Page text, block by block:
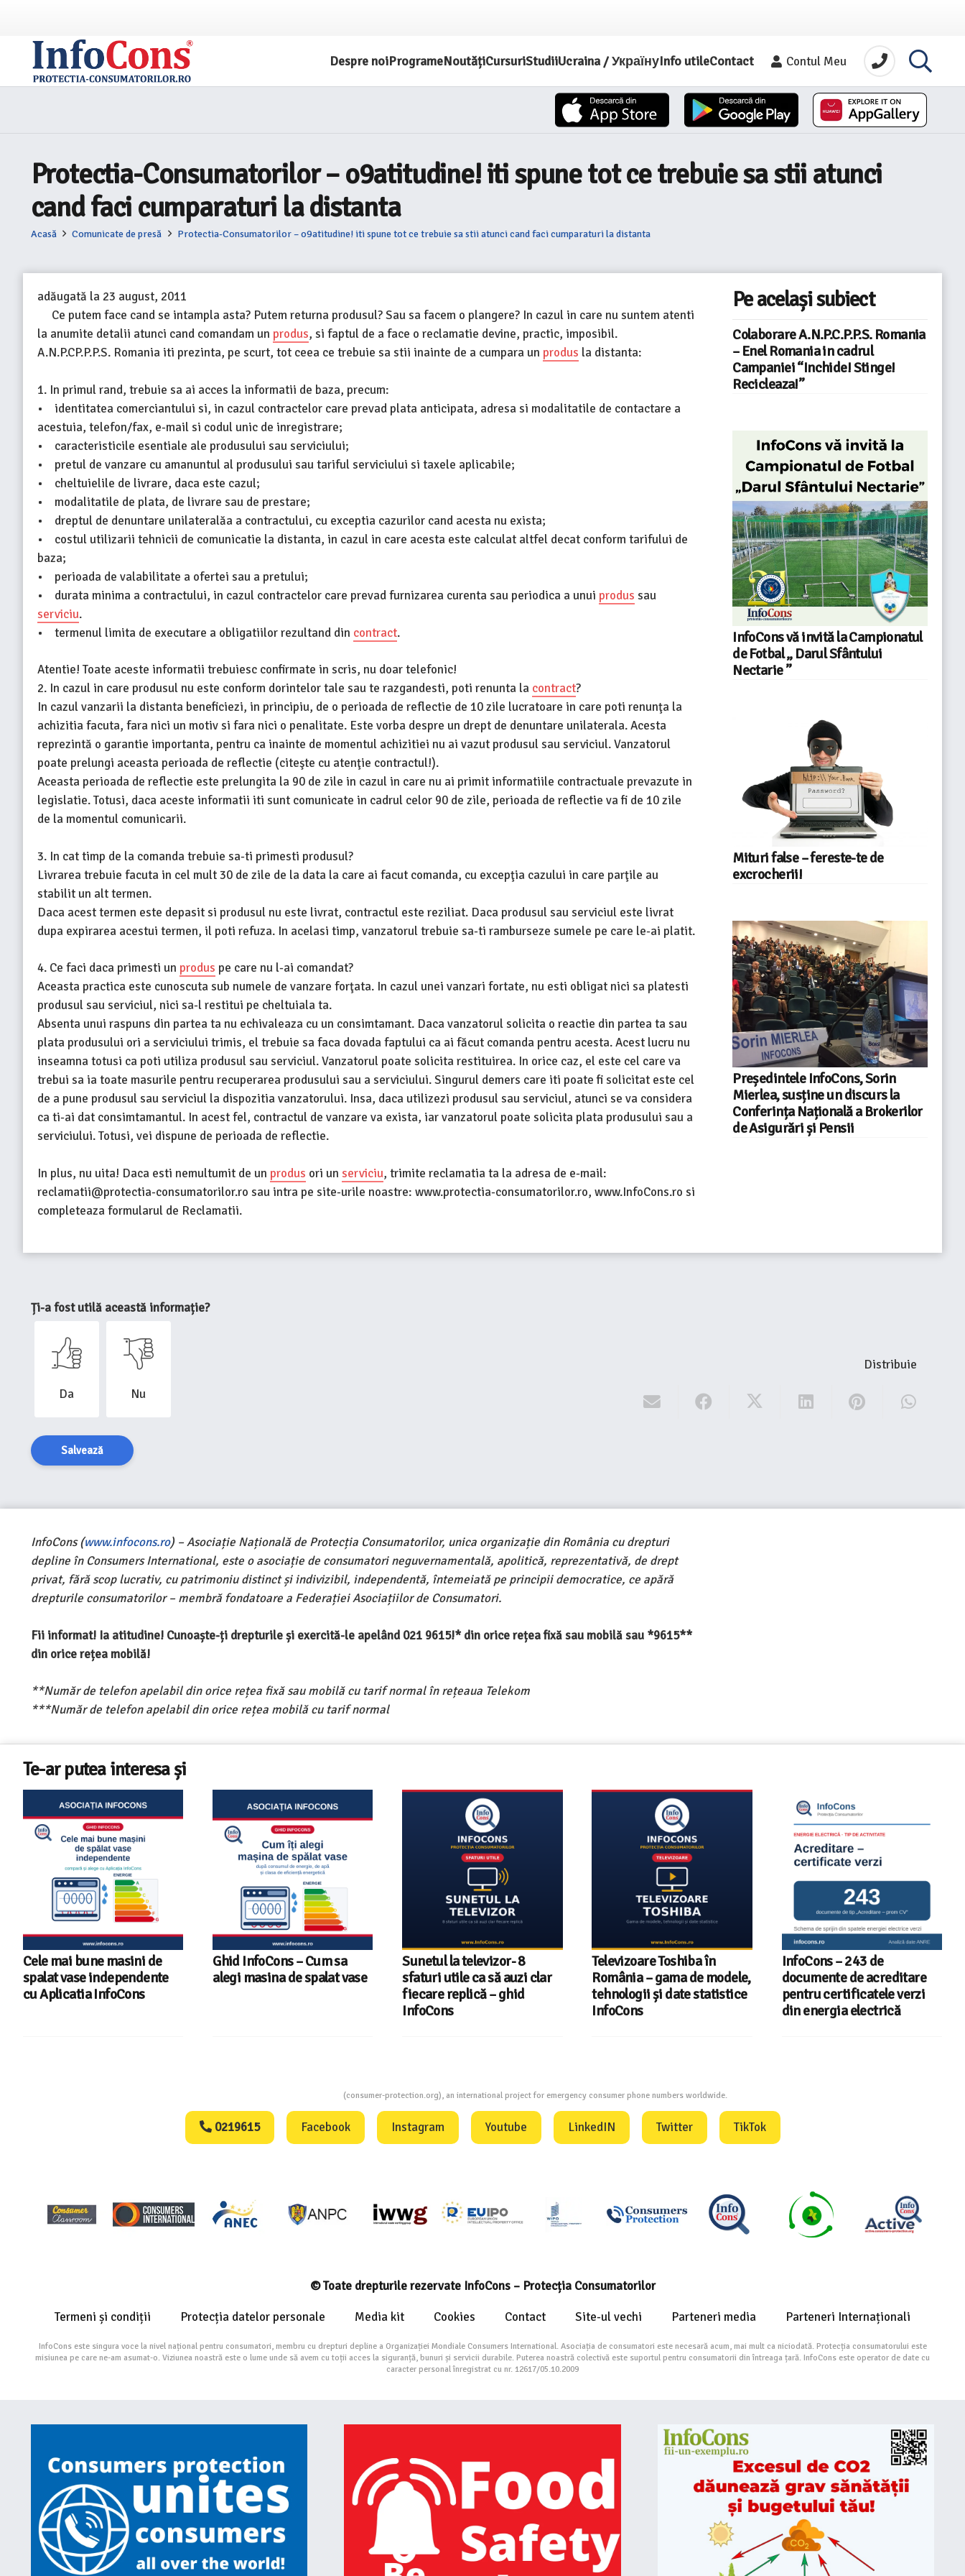
Despre noiProgrameNoutățiCursuriStudiiUcraina / УкраїнуInfo utileContact Contul Meu
Protectia-Consumatorilor – o9atitudine! iti spune tot ce trebuie sa stii atunci
cand faci cumparaturi la distanta
Acasă Comunicate de presă Protectia-Consumatorilor – o9atitudine! iti spune tot ce trebuie sa stii atunci cand faci cumparaturi la distanta
adăugată la 23 august, 2011
Ce putem face cand se intampla asta? Putem returna produsul? Sau sa facem o plangere? In cazul in care nu suntem atenti
la anumite detalii atunci cand comandam un produs, si faptul de a face o reclamatie devine, practic, imposibil.
A.N.P.CP.P.P.S. Romania iti prezinta, pe scurt, tot ceea ce trebuie sa stii inainte de a cumpara un produs la distanta:
1. In primul rand, trebuie sa ai acces la informatii de baza, precum:
• identitatea comerciantului si, in cazul contractelor care prevad plata anticipata, adresa si modalitatile de contactare a
acestuia, telefon/fax, e-mail si codul unic de inregistrare;
• caracteristicile esentiale ale produsului sau serviciului;
• pretul de vanzare cu amanuntul al produsului sau tariful serviciului si taxele aplicabile;
• cheltuielile de livrare, daca este cazul;
• modalitatile de plata, de livrare sau de prestare;
• dreptul de denuntare unilateralăa a contractului, cu exceptia cazurilor cand acesta nu exista;
• costul utilizarii tehnicii de comunicatie la distanta, in cazul in care acesta este calculat altfel decat conform tarifului de
baza;
• perioada de valabilitate a ofertei sau a pretului;
• durata minima a contractului, in cazul contractelor care prevad furnizarea curenta sau periodica a unui produs sau
serviciu.
• termenul limita de executare a obligatiilor rezultand din contract.
Atentie! Toate aceste informatii trebuiesc confirmate in scris, nu doar telefonic!
2. In cazul in care produsul nu este conform dorintelor tale sau te razgandesti, poti renunta la contract?
In cazul vanzarii la distanta beneficiezi, in principiu, de o perioada de reflectie de 10 zile lucratoare in care poti renunţa la
achizitia facuta, fara nici un motiv si fara nici o penalitate. Este vorba despre un drept de denuntare unilaterala. Acesta
reprezintă o garantie importanta, pentru ca inainte de momentul achizitiei nu ai vazut produsul sau serviciul. Vanzatorul
poate prelungi aceasta perioada de reflectie (citeşte cu atenţie contractul!).
Aceasta perioada de reflectie este prelungita la 90 de zile in cazul in care nu ai primit informatiile contractuale prevazute in
legislatie. Totusi, daca aceste informatii iti sunt comunicate in cadrul celor 90 de zile, perioada de reflectie va fi de 10 zile
de la momentul comunicarii.
3. In cat timp de la comanda trebuie sa-ti primesti produsul?
Livrarea trebuie facuta in cel mult 30 de zile de la data la care ai facut comanda, cu excepţia cazului in care parţile au
stabilit un alt termen.
Daca acest termen este depasit si produsul nu este livrat, contractul este reziliat. Daca produsul sau serviciul este livrat
dupa expirarea acestui termen, il poti refuza. In acelasi timp, vanzatorul trebuie sa-ti ramburseze sumele pe care le-ai platit.
4. Ce faci daca primesti un produs pe care nu l-ai comandat?
Aceasta practica este cunoscuta sub numele de vanzare forţata. In cazul unei vanzari fortate, nu esti obligat nici sa platesti
produsul sau serviciul, nici sa-l restitui pe cheltuiala ta.
Absenta unui raspuns din partea ta nu echivaleaza cu un consimtamant. Daca vanzatorul solicita o reactie din partea ta sau
plata produsului ori a serviciului trimis, el trebuie sa faca dovada faptului ca ai făcut comanda pentru acesta. Acest lucru nu
inseamna totusi ca poti utiliza produsul sau serviciul. Vanzatorul poate solicita restituirea. In orice caz, el este cel care va
trebui sa ia toate masurile pentru recuperarea produsului sau a serviciului. Singurul demers care iti poate fi solicitat este cel
de a pune produsul sau serviciul la dispozitia vanzatorului. Insa, daca utilizezi produsul sau serviciul, atunci se va considera
ca ti-ai dat consimtamantul. In acest fel, contractul de vanzare va exista, iar vanzatorul poate solicita plata produsului sau a
serviciului. Totusi, vei dispune de perioada de reflectie.
In plus, nu uita! Daca esti nemultumit de un produs ori un serviciu, trimite reclamatia ta la adresa de e-mail:
reclamatii@protectia-consumatorilor.ro sau intra pe site-urile noastre: www.protectia-consumatorilor.ro, www.InfoCons.ro si
completeaza formularul de Reclamatii.
Pe același subiect
Colaborare A.N.P.C.P.P.S. Romania
– Enel Romania in cadrul
Campaniei “Inchide! Stinge!
Recicleaza!”
InfoCons vă invită la Campionatul
de Fotbal „ Darul Sfântului
Nectarie ”
Mituri false – fereste-te de
excrocherii!
Președintele InfoCons, Sorin
Mierlea, susține un discurs la
Conferința Națională a Brokerilor
de Asigurări și Pensii
Ți-a fost utilă această informație?
Da Nu
Salvează
Distribuie
InfoCons (www.infocons.ro) – Asociație Națională de Protecția Consumatorilor, unica organizație din România cu drepturi
depline în Consumers International, este o asociație de consumatori neguvernamentală, apolitică, reprezentativă, de drept
privat, fără scop lucrativ, cu patrimoniu distinct și indivizibil, independentă, întemeiată pe principii democratice, ce apără
drepturile consumatorilor – membră fondatoare a Federației Asociațiilor de Consumatori.
Fii informat! Ia atitudine! Cunoaște-ți drepturile și exercită-le apelând 021 9615!* din orice rețea fixă sau mobilă sau *9615**
din orice rețea mobilă!
**Număr de telefon apelabil din orice rețea fixă sau mobilă cu tarif normal în rețeaua Telekom
***Număr de telefon apelabil din orice rețea mobilă cu tarif normal
Te-ar putea interesa și
Cele mai bune masini de
spalat vase independente
cu Aplicatia InfoCons
Ghid InfoCons – Cum sa
alegi masina de spalat vase
Sunetul la televizor- 8
sfaturi utile ca să auzi clar
fiecare replică – ghid
InfoCons
Televizoare Toshiba în
România – gama de modele,
tehnologii și date statistice
InfoCons
InfoCons – 243 de
documente de acreditare
pentru certificatele verzi
din energia electrică
(consumer-protection.org), an international project for emergency consumer phone numbers worldwide.
0219615 Facebook Instagram Youtube LinkedIN Twitter TikTok
© Toate drepturile rezervate InfoCons – Protecția Consumatorilor
Termeni și condiții Protecția datelor personale Media kit Cookies Contact Site-ul vechi Parteneri media Parteneri Internaționali
InfoCons este singura voce la nivel național pentru consumatori, membru cu drepturi depline a Organizației Mondiale Consumers International. Asociația de consumatori este necesară acum, mai mult ca niciodată. Protecția consumatorului este
misiunea pe care ne-am asumat-o. Viziunea noastră este o lume unde să avem cu toții acces la siguranță, bunuri și servicii durabile. Puterea noastră colectivă este suportul pentru consumatorii din întreaga țară. InfoCons este operator de date cu
caracter personal înregistrat cu nr. 12617/05.10.2009